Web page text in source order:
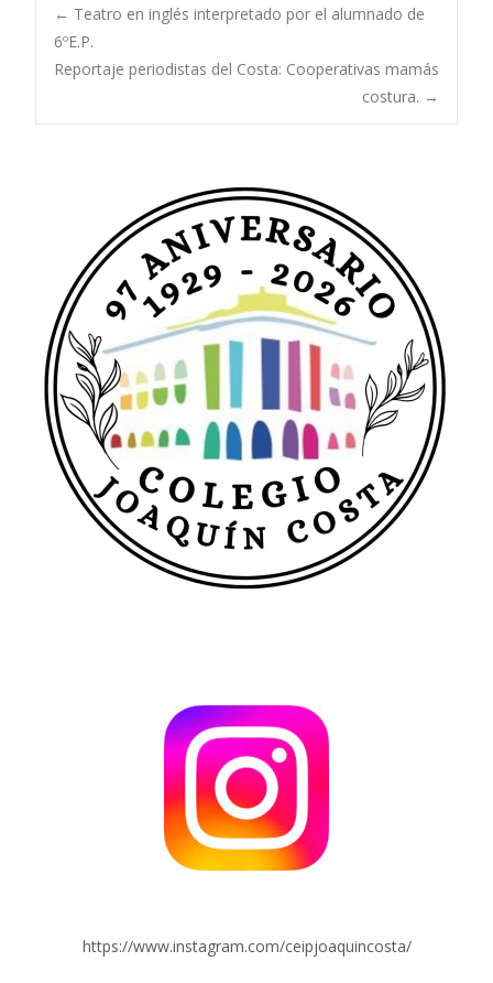
Navegación
de
← Teatro en inglés interpretado por el alumnado de
6ºE.P.
Reportaje periodistas del Costa: Cooperativas mamás
costura. →
https://www.instagram.com/ceipjoaquincosta/